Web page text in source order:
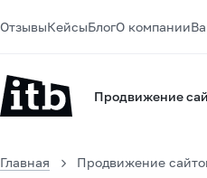
ОтзывыКейсыБлогО компании
Продвижение
Главная Продвижение